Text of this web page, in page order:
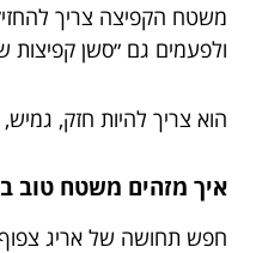
משטח הקפיצה צריך
ולפעמים גם ״סשן
הוא צריך להיות חזק, גמיש,
איך מזהים משטח טוב
חפש תחושה של אריג צפוף